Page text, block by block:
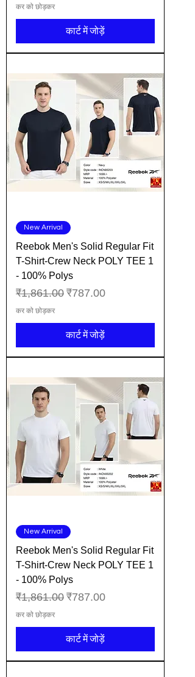
कर को छोड़कर
कार्ट में जोड़ें
New Arrival
Reebok Men's Solid Regular Fit
T-Shirt-Crew Neck POLY TEE 1
- 100% Polys
नियमित मूल्य
₹1,861.00 बिक्री मूल्य
₹787.00
कर को छोड़कर
कार्ट में जोड़ें
New Arrival
Reebok Men's Solid Regular Fit
T-Shirt-Crew Neck POLY TEE 1
- 100% Polys
नियमित मूल्य
₹1,861.00 बिक्री मूल्य
₹787.00
कर को छोड़कर
कार्ट में जोड़ें